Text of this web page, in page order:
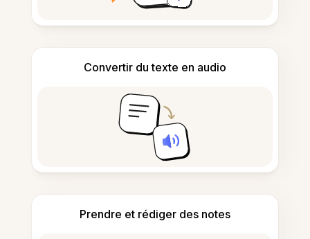
Convertir du texte en audio
Prendre et rédiger des notes